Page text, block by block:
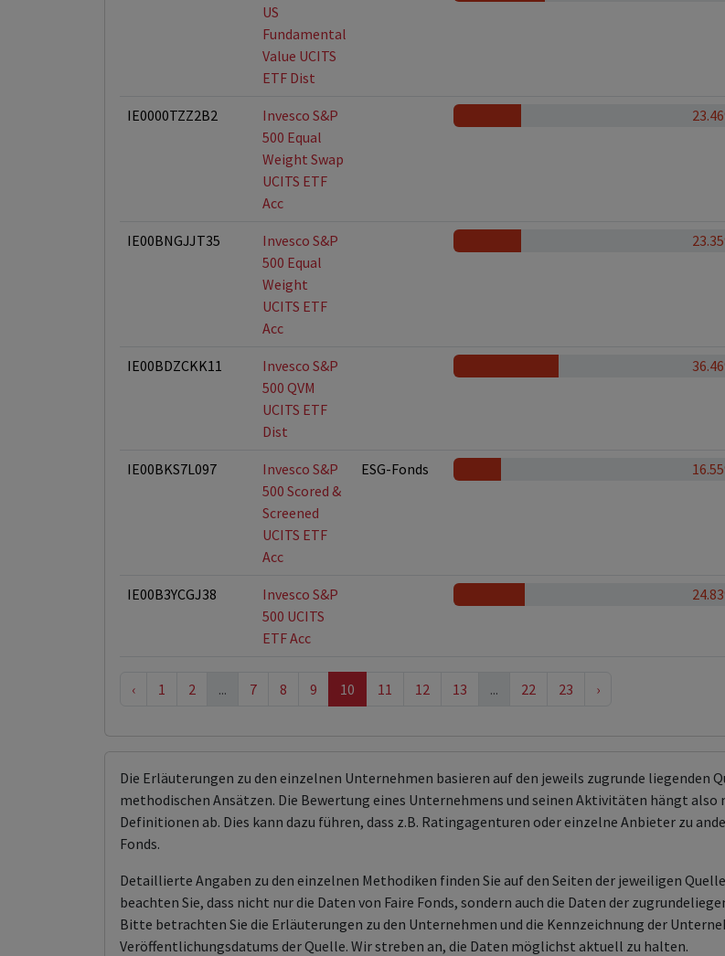
US
Fundamental
Value UCITS
ETF Dist
IE0000TZZ2B2
Invesco S&P
500 Equal
Weight Swap
UCITS ETF
Acc
IE00BNGJJT35
Invesco S&P
500 Equal
Weight
UCITS ETF
Acc
IE00BDZCKK11
Invesco S&P
500 QVM
UCITS ETF
Dist
IE00BKS7L097
Invesco S&P
500 Scored &
Screened
UCITS ETF
Acc
ESG-Fonds
IE00B3YCGJ38
Invesco S&P
500 UCITS
ETF Acc
‹ 1 2 ... 7 8 9 10 11 12 13 ... 22 23 ›
Die Erläuterungen zu den einzelnen Unternehmen basieren auf den jeweils zugrunde liegenden
methodischen Ansätzen. Die Bewertung eines Unternehmens und seinen Aktivitäten hängt
Definitionen ab. Dies kann dazu führen, dass z.B. Ratingagenturen oder einzelne Anbieter zu
Fonds.
Detaillierte Angaben zu den einzelnen Methodiken finden Sie auf den Seiten der jeweiligen
beachten Sie, dass nicht nur die Daten von Faire Fonds, sondern auch die Daten der
Bitte betrachten Sie die Erläuterungen zu den Unternehmen und die Kennzeichnung der
Veröffentlichungsdatums der Quelle. Wir streben an, die Daten möglichst aktuell zu halten.